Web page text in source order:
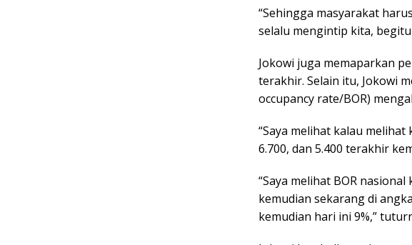
“Sehingga masyarakat
selalu mengintip kita,
Jokowi juga memaparkan
terakhir. Selain itu, Jokowi
occupancy rate/BOR)
“Saya melihat kalau
6.700, dan 5.400 terakhir
“Saya melihat BOR
kemudian sekarang di
kemudian hari ini 9%,”